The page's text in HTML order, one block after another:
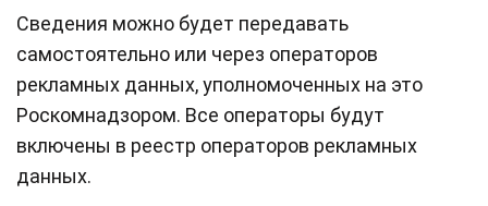
Сведения можно будет передавать
самостоятельно или через операторов
рекламных данных, уполномоченных на это
Роскомнадзором. Все операторы будут
включены в реестр операторов рекламных
данных.